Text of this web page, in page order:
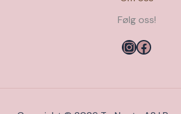
Følg oss!
Instagram